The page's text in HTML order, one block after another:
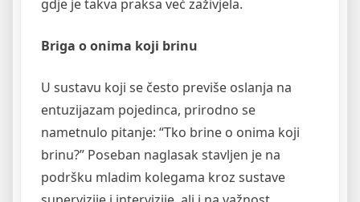
gdje je takva praksa već zaživjela.
Briga o onima koji brinu
U sustavu koji se često previše oslanja na
entuzijazam pojedinca, prirodno se
nametnulo pitanje: “Tko brine o onima koji
brinu?” Poseban naglasak stavljen je na
podršku mladim kolegama kroz sustave